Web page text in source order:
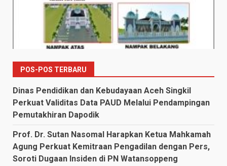
POS-POS TERBARU
Dinas Pendidikan dan Kebudayaan Aceh Singkil
Perkuat Validitas Data PAUD Melalui Pendampingan
Pemutakhiran Dapodik
Prof. Dr. Sutan Nasomal Harapkan Ketua Mahkamah
Agung Perkuat Kemitraan Pengadilan dengan Pers,
Soroti Dugaan Insiden di PN Watansoppeng